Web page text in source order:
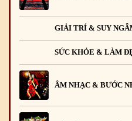
GIẢI TRÍ & SUY
SỨC KHỎE & LÀM
ÂM NHẠC & BƯỚC